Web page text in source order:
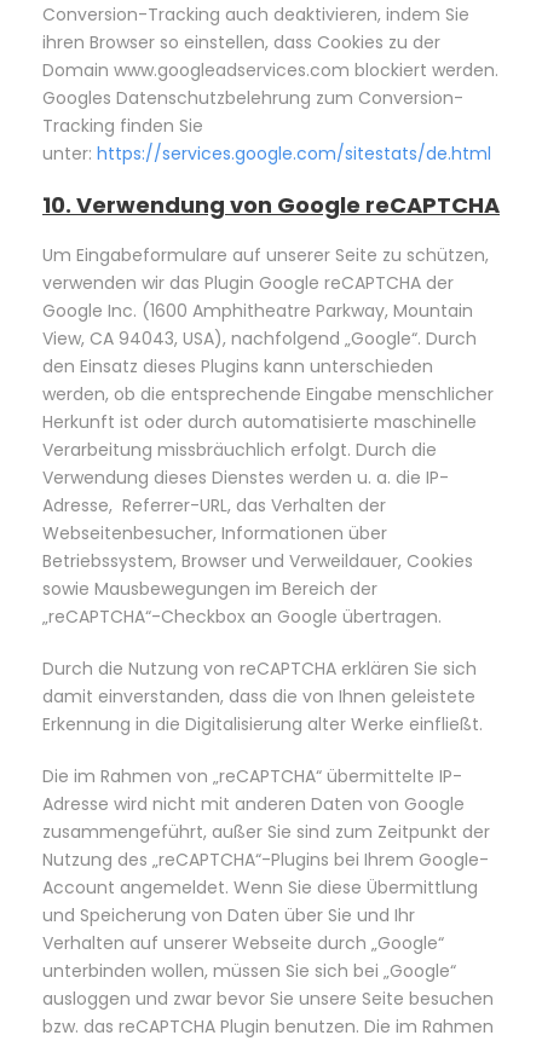
Conversion-Tracking auch deaktivieren, indem Sie
ihren Browser so einstellen, dass Cookies zu der
Domain www.googleadservices.com blockiert werden.
Googles Datenschutzbelehrung zum Conversion-
Tracking finden Sie
unter: https://services.google.com/sitestats/de.html
10. Verwendung von Google reCAPTCHA
Um Eingabeformulare auf unserer Seite zu schützen,
verwenden wir das Plugin Google reCAPTCHA der
Google Inc. (1600 Amphitheatre Parkway, Mountain
View, CA 94043, USA), nachfolgend „Google“. Durch
den Einsatz dieses Plugins kann unterschieden
werden, ob die entsprechende Eingabe menschlicher
Herkunft ist oder durch automatisierte maschinelle
Verarbeitung missbräuchlich erfolgt. Durch die
Verwendung dieses Dienstes werden u. a. die IP-
Adresse, Referrer-URL, das Verhalten der
Webseitenbesucher, Informationen über
Betriebssystem, Browser und Verweildauer, Cookies
sowie Mausbewegungen im Bereich der
„reCAPTCHA“-Checkbox an Google übertragen.
Durch die Nutzung von reCAPTCHA erklären Sie sich
damit einverstanden, dass die von Ihnen geleistete
Erkennung in die Digitalisierung alter Werke einfließt.
Die im Rahmen von „reCAPTCHA“ übermittelte IP-
Adresse wird nicht mit anderen Daten von Google
zusammengeführt, außer Sie sind zum Zeitpunkt der
Nutzung des „reCAPTCHA“-Plugins bei Ihrem Google-
Account angemeldet. Wenn Sie diese Übermittlung
und Speicherung von Daten über Sie und Ihr
Verhalten auf unserer Webseite durch „Google“
unterbinden wollen, müssen Sie sich bei „Google“
ausloggen und zwar bevor Sie unsere Seite besuchen
bzw. das reCAPTCHA Plugin benutzen. Die im Rahmen